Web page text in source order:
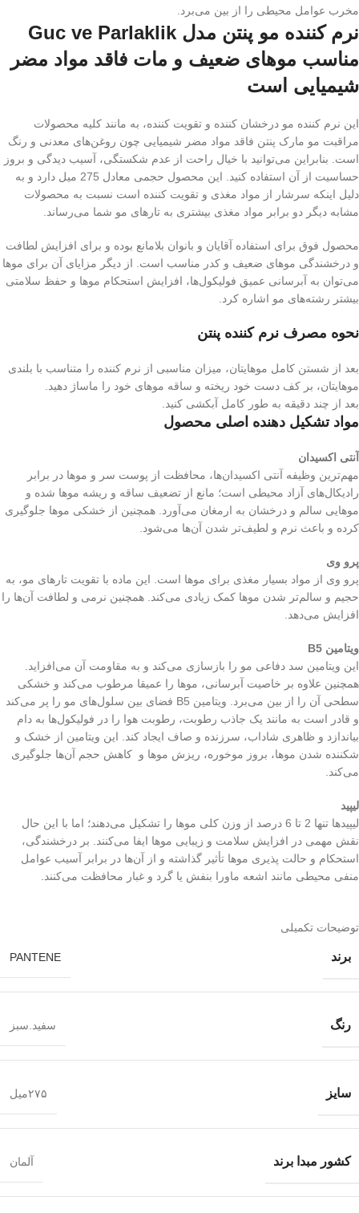
مخرب عوامل محیطی را از بین می‌برد.
نرم کننده مو پنتن مدل Guc ve Parlaklik
مناسب موهای ضعیف و مات فاقد مواد مضر
شیمیایی است
این نرم کننده مو درخشان کننده و تقویت کننده، به مانند کلیه محصولات
مراقبت مو مارک پنتن فاقد مواد مضر شیمیایی چون روغن‌های معدنی و رنگ
است. بنابراین می‌توانید با خیال راحت از عدم شکستگی، آسیب دیدگی و بروز
حساسیت از آن استفاده کنید. این محصول حجمی معادل 275 میل دارد و به
دلیل اینکه سرشار از مواد مغذی و تقویت کننده است نسبت به محصولات
مشابه دیگر دو برابر مواد مغذی بیشتری به تارهای مو شما می‌رساند.
محصول فوق برای استفاده آقایان و بانوان بلامانع بوده و برای افزایش لطافت
و درخشندگی موهای ضعیف و کدر مناسب است. از دیگر مزایای آن برای موها
می‌توان به آبرسانی عمیق فولیکول‌ها، افزایش استحکام موها و حفظ سلامتی
بیشتر رشته‌های مو اشاره کرد.
نحوه مصرف نرم کننده پنتن
بعد از شستن کامل موهایتان، میزان مناسبی از نرم کننده را متناسب با بلندی
موهایتان، بر کف دست خود ریخته و ساقه موهای خود را ماساژ دهید.
بعد از چند دقیقه به طور کامل آبکشی کنید.
مواد تشکیل دهنده اصلی محصول
آنتی اکسیدان
مهم‌ترین وظیفه آنتی اکسیدان‌ها، محافظت از پوست سر و موها در برابر
رادیکال‌های آزاد محیطی است؛ مانع از تضعیف ساقه و ریشه موها شده و
موهایی سالم و درخشان به ارمغان می‌آورد. همچنین از خشکی موها جلوگیری
کرده و باعث نرم و لطیف‌تر شدن آن‌ها می‌شود.
پرو وی
پرو وی از مواد بسیار مغذی برای موها است. این ماده با تقویت تارهای مو، به
حجیم و سالم‌تر شدن موها کمک زیادی می‌کند. همچنین نرمی و لطافت آن‌ها را
افزایش می‌دهد.
ویتامین
این ویتامین سد دفاعی مو را بازسازی می‌کند و به مقاومت آن می‌افزاید.
همچنین علاوه بر خاصیت آبرسانی، موها را عمیقا مرطوب می‌کند و خشکی
سطحی آن را از بین می‌برد. ویتامین B5 فضای بین سلول‌های مو را پر می‌کند
و قادر است به مانند یک جاذب رطوبت، رطوبت هوا را در فولیکول‌ها به دام
بیاندازد و ظاهری شاداب، سرزنده و صاف ایجاد کند. این ویتامین از خشک و
شکننده شدن موها، بروز موخوره، ریزش موها و کاهش حجم آن‌ها جلوگیری
می‌کند.
لیپید
لیپیدها تنها 2 تا 6 درصد از وزن کلی موها را تشکیل می‌دهند؛ اما با این حال
نقش مهمی در افزایش سلامت و زیبایی موها ایفا می‌کنند. بر درخشندگی،
استحکام و حالت پذیری موها تأثیر گذاشته و از آن‌ها در برابر آسیب عوامل
منفی محیطی مانند اشعه ماورا بنفش یا گرد و غبار محافظت می‌کنند.
توضیحات تکمیلی
برند PANTENE
رنگ سفید.سبز
سایز ۲۷۵میل
کشور مبدا برند آلمان